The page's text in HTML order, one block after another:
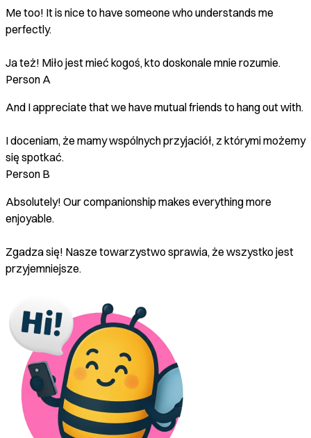
Me too! It is nice to have someone who understands me
perfectly.
Ja też! Miło jest mieć kogoś, kto doskonale mnie rozumie.
Person A
And I appreciate that we have mutual friends to hang out with.
I doceniam, że mamy wspólnych przyjaciół, z którymi możemy
się spotkać.
Person B
Absolutely! Our companionship makes everything more
enjoyable.
Zgadza się! Nasze towarzystwo sprawia, że wszystko jest
przyjemniejsze.